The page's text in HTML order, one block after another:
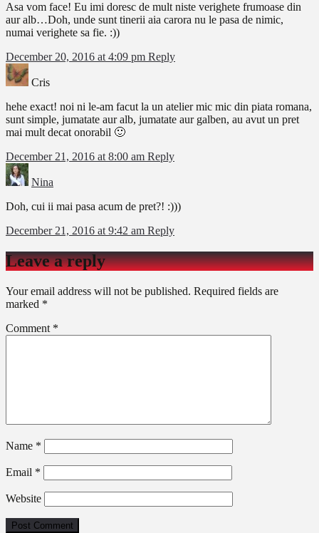
Asa vom face! Eu imi doresc de mult niste verighete frumoase din
aur alb…Doh, unde sunt tinerii aia carora nu le pasa de nimic,
numai verighete sa fie. :))
December 20, 2016 at 4:09 pm Reply
Cris
hehe exact! noi ni le-am facut la un atelier mic mic din piata romana,
sunt simple, jumatate aur alb, jumatate aur galben, au avut un pret
mai mult decat onorabil 🙂
December 21, 2016 at 8:00 am Reply
Nina
Doh, cui ii mai pasa acum de pret?! :)))
December 21, 2016 at 9:42 am Reply
Leave a reply
Your email address will not be published. Required fields are
marked *
Comment *
Name *
Email *
Website